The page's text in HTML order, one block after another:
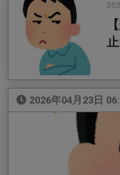
2026年04月23日